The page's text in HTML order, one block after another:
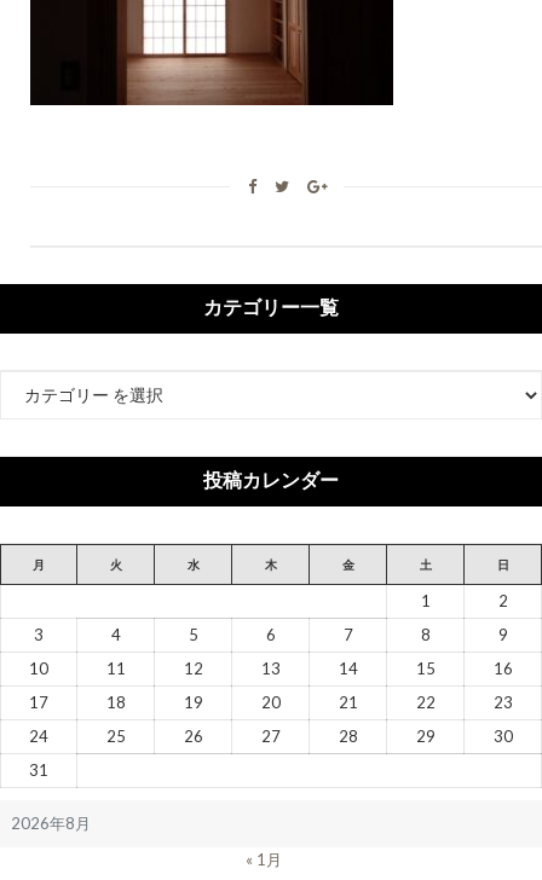
カテゴリー一覧
リ
投稿カレンダー
2026年8月
月 火 水 木 金 土 日
1
2
3
4 5 6 7 8
9
10
11 12 13 14 15
16
17
18 19 20 21 22
23
24
25 26 27 28 29
30
31
« 1月